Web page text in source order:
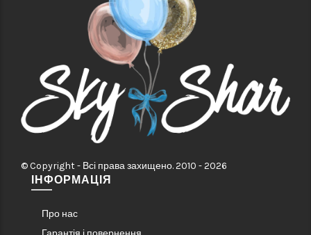
© Copyright - Всі права захищено. 2010 - 2026
ІНФОРМАЦІЯ
Про нас